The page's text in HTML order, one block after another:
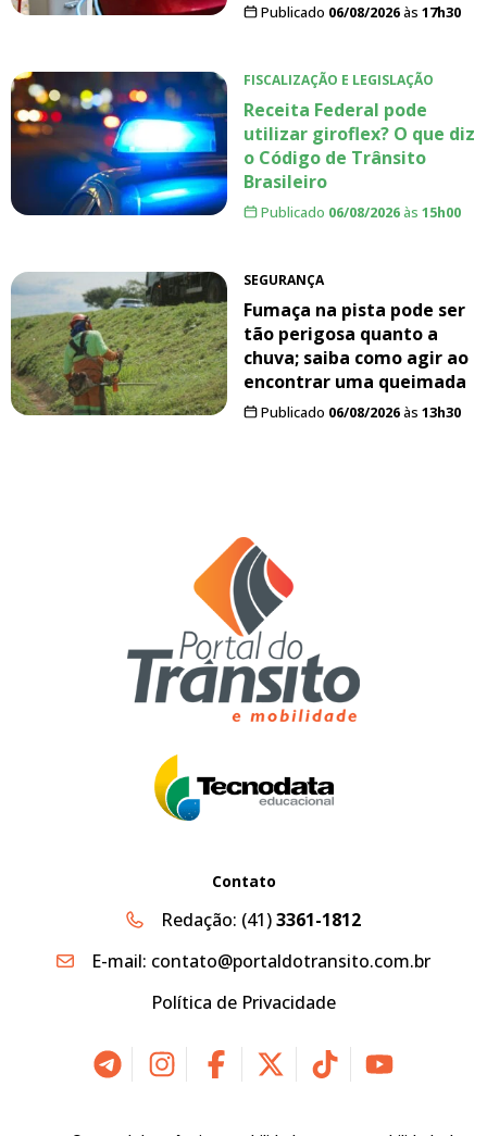
Publicado 06/08/2026às 17h30
FISCALIZAÇÃO E LEGISLAÇÃO
Receita Federal pode
utilizar giroflex? O que diz
o Código de Trânsito
Brasileiro
Publicado 06/08/2026às 15h00
SEGURANÇA
Fumaça na pista pode ser
tão perigosa quanto a
chuva; saiba como agir ao
encontrar uma queimada
Publicado 06/08/2026às 13h30
Contato
Redação: (41)3361-1812
E-mail: contato@portaldotransito.com.br
Política de Privacidade